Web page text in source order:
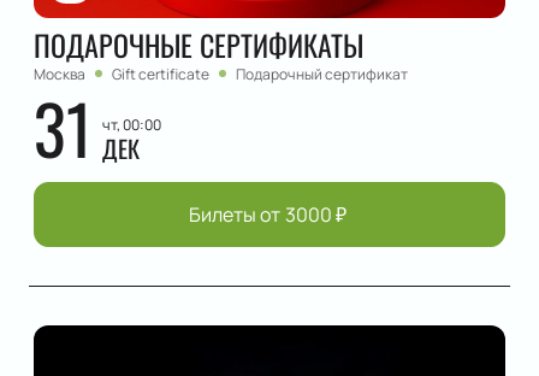
ПОДАРОЧНЫЕ СЕРТИФИКАТЫ
Москва Gift certificate Подарочный сертификат
31 чт, 00:00
ДЕК
Билеты от 3000₽